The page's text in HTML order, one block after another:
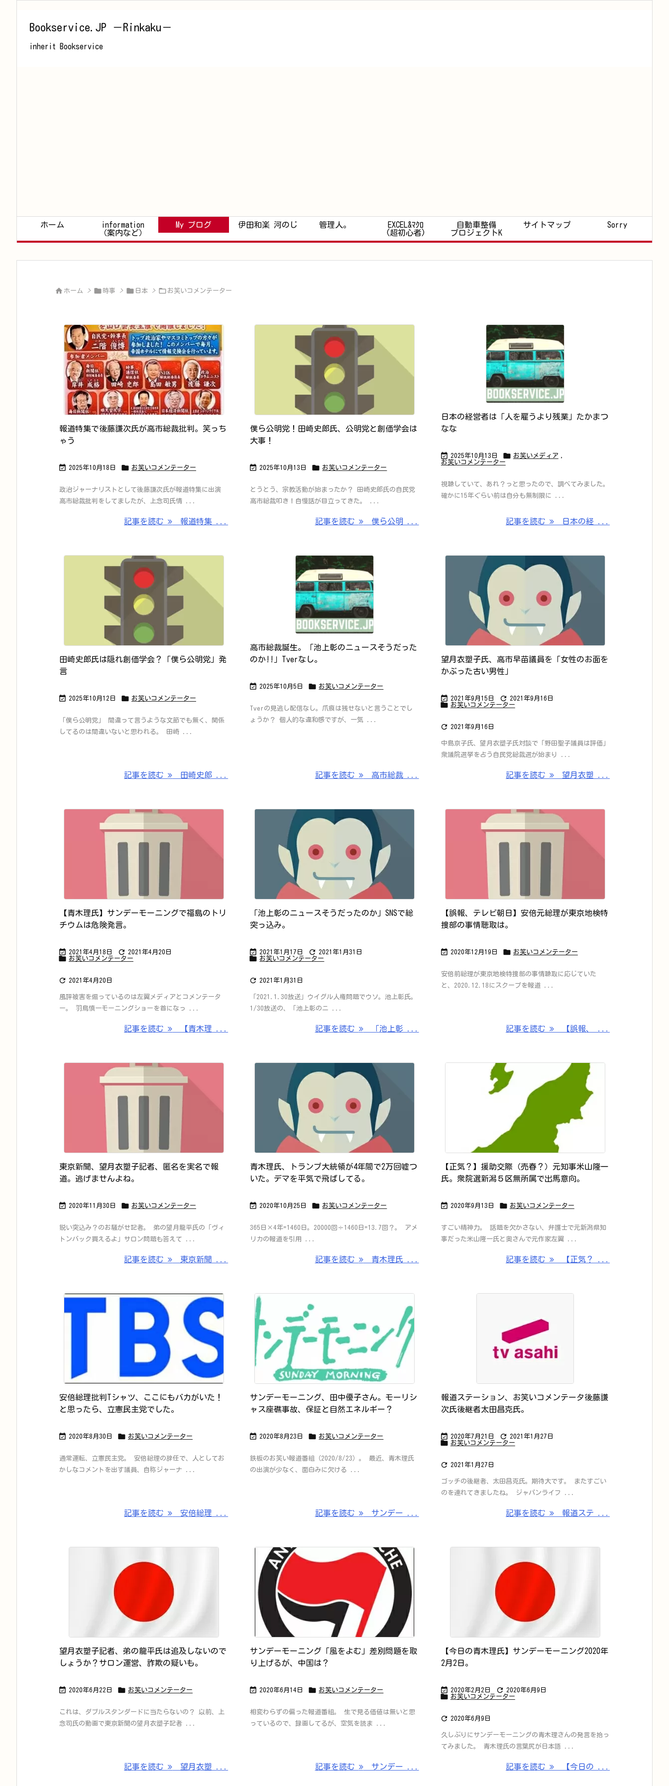
Bookservice.JP －Rinkaku－
inherit Bookservice
ホーム
information
（案内など）
My ブログ 伊田和楽 河のじ 管理人。
EXCEL&ﾏｸﾛ
(超初心者)
自動車整備
プロジェクトK
サイトマップ Sorry
 ホーム >  時事 >  日本 >  お笑いコメンテーター
報道特集で後藤謙次氏が高市総裁批判。笑っち
ゃう
 2025年10月18日  お笑いコメンテーター
政治ジャーナリストとして後藤謙次氏が報道特集に出演
高市総裁批判をしてましたが、上念司氏情 ...
記事を読む 報道特集 ...
僕ら公明党！田崎史郎氏、公明党と創価学会は
大事！
 2025年10月13日  お笑いコメンテーター
とうとう、宗教活動が始まったか？ 田崎史郎氏の自民党
高市総裁叩き！自慢話が目立ってきた。 ...
記事を読む 僕ら公明 ...
日本の経営者は「人を雇うより残業」たかまつ
なな
 2025年10月13日  お笑いメディア ,
お笑いコメンテーター
視聴していて、あれ？っと思ったので、調べてみました。
確かに15年ぐらい前は自分も無制限に ...
記事を読む 日本の経 ...
田崎史郎氏は隠れ創価学会？「僕ら公明党」発
言
 2025年10月12日  お笑いコメンテーター
「僕ら公明党」 間違って言うような文節でも無く、関係
してるのは間違いないと思われる。 田崎 ...
記事を読む 田崎史郎 ...
高市総裁誕生。「池上彰のニュースそうだった
のか!!」Tverなし。
 2025年10月5日  お笑いコメンテーター
Tverの見逃し配信なし。爪痕は残せないと言うことでし
ょうか？ 個人的な違和感ですが、一気 ...
記事を読む 高市総裁 ...
望月衣塑子氏、高市早苗議員を「女性のお面を
かぶった古い男性」
 2021年9月15日  2021年9月16日
 お笑いコメンテーター
 2021年9月16日
中島京子氏、望月衣塑子氏対談で「野田聖子議員は評価」
衆議院選挙を占う自民党総裁選が始まり ...
記事を読む 望月衣塑 ...
【青木理氏】サンデーモーニングで福島のトリ
チウムは危険発言。
 2021年4月18日  2021年4月20日
 お笑いコメンテーター
 2021年4月20日
風評被害を煽っているのは左翼メディアとコメンテータ
ー。 羽鳥慎一モーニングショーを首になっ ...
記事を読む 【青木理 ...
「池上彰のニュースそうだったのか」SNSで総
突っ込み。
 2021年1月17日  2021年1月31日
 お笑いコメンテーター
 2021年1月31日
「2021.1.30放送」ウイグル人権問題でウソ。池上彰氏。
1/30放送の、「池上彰のニ ...
記事を読む 「池上彰 ...
【誤報、テレビ朝日】安倍元総理が東京地検特
捜部の事情聴取は。
 2020年12月19日  お笑いコメンテーター
安倍前総理が東京地検特捜部の事情聴取に応じていた
と、2020.12.18にスクープを報道 ...
記事を読む 【誤報、 ...
東京新聞、望月衣塑子記者、匿名を実名で報
道。逃げませんよね。
 2020年11月30日  お笑いコメンテーター
鋭い突込み？のお騒がせ記者。 弟の望月龍平氏の「ヴィ
トンバック買えるよ」サロン問題も答えて ...
記事を読む 東京新聞 ...
青木理氏、トランプ大統領が4年間で2万回嘘つ
いた。デマを平気で飛ばしてる。
 2020年10月25日  お笑いコメンテーター
365日×4年=1460日。20000回÷1460日=13.7回？。 アメ
リカの報道を引用 ...
記事を読む 青木理氏 ...
【正気？】援助交際（売春？）元知事米山隆一
氏。衆院選新潟５区無所属で出馬意向。
 2020年9月13日  お笑いコメンテーター
すごい精神力。 話題を欠かさない、弁護士で元新潟県知
事だった米山隆一氏と奥さんで元作家左翼 ...
記事を読む 【正気？ ...
安倍総理批判Tシャツ、ここにもバカがいた！
と思ったら、立憲民主党でした。
 2020年8月30日  お笑いコメンテーター
通常運転、立憲民主党。 安倍総理の辞任で、人としてお
かしなコメントを出す議員、自称ジャーナ ...
記事を読む 安倍総理 ...
サンデーモーニング、田中優子さん。モーリシ
ャス座礁事故、保証と自然エネルギー？
 2020年8月23日  お笑いコメンテーター
鉄板のお笑い報道番組（2020/8/23）。 最近、青木理氏
の出演が少なく、面白みに欠ける ...
記事を読む サンデー ...
報道ステーション、お笑いコメンテータ後藤謙
次氏後継者太田昌克氏。
 2020年7月21日  2021年1月27日
 お笑いコメンテーター
 2021年1月27日
ゴッチの後継者、太田昌克氏。期待大です。 またすごい
のを連れてきましたね。 ジャパンライフ ...
記事を読む 報道ステ ...
望月衣塑子記者、弟の龍平氏は追及しないので
しょうか？サロン運営、詐欺の疑いも。
 2020年6月22日  お笑いコメンテーター
これは、ダブルスタンダードに当たらないの？ 以前、上
念司氏の動画で東京新聞の望月衣塑子記者 ...
記事を読む 望月衣塑 ...
サンデーモーニング「風をよむ」差別問題を取
り上げるが、中国は？
 2020年6月14日  お笑いコメンテーター
相変わらずの偏った報道番組。 生で見る価値は無いと思
っているので、録画してるが、空気を読ま ...
記事を読む サンデー ...
【今日の青木理氏】サンデーモーニング2020年
2月2日。
 2020年2月2日  2020年6月9日
 お笑いコメンテーター
 2020年6月9日
久しぶりにサンデーモーニングの青木理さんの発言を拾っ
てみました。 青木理氏の言葉尻が日本語 ...
記事を読む 【今日の ...